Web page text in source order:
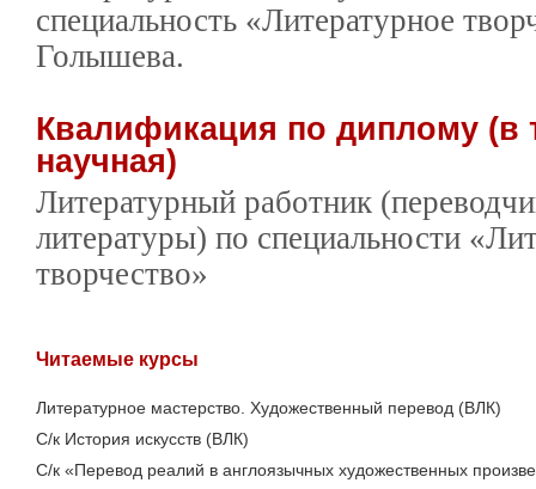
специальность «Литературное
Голышева.
Квалификация по диплому (в
научная)
Литературный работник
литературы) по специальности
творчество»
Читаемые курсы
Литературное мастерство. Художественный перевод (ВЛК)
С/к История искусств (ВЛК)
С/к «Перевод реалий в англоязычных художественных